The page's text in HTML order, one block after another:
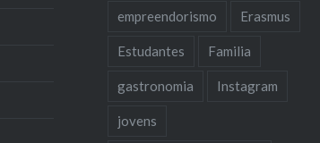
empreendorismo Erasmus
Estudantes Familia
gastronomia Instagram
jovens